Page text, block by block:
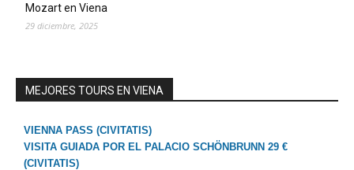
Mozart en Viena
29 diciembre, 2025
MEJORES TOURS EN VIENA
VIENNA PASS (CIVITATIS)
VISITA GUIADA POR EL PALACIO SCHÖNBRUNN 29 €
(CIVITATIS)